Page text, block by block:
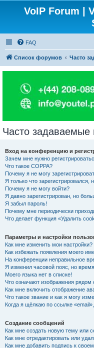
VoIP Forum |
FAQ
Список форумов Часто
Часто задаваемые
Вход на конференцию и
Зачем мне нужно
Что такое COPPA?
Почему я не могу
Я только что зарегистрировался,
Почему я не могу войти?
Я давно зарегистрирован, но
Я забыл пароль!
Почему мне периодически
Что делает функция «Удалить
Параметры и настройки
Как мне изменить мои настройки?
Как избежать появления моего
На конференции неправильное
Я изменил часовой пояс, но
Моего языка нет в списке!
Что означают изображения
Как мне включить отображение
Что такое звание и как я могу
Когда я щёлкаю по ссылке
Создание сообщений
Как мне создать новую тему или
Как мне отредактировать или
Как мне добавить подпись к